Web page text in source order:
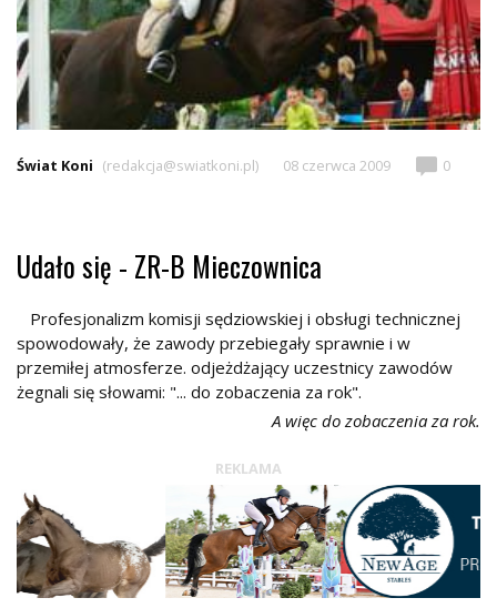
Świat Koni (redakcja@swiatkoni.pl) 08 czerwca 2009 0
Udało się - ZR-B Mieczownica
Profesjonalizm komisji sędziowskiej i obsługi technicznej
spowodowały, że zawody przebiegały sprawnie i w
przemiłej atmosferze. odjeżdżający uczestnicy zawodów
żegnali się słowami: "... do zobaczenia za rok".
A więc do zobaczenia za rok.
REKLAMA